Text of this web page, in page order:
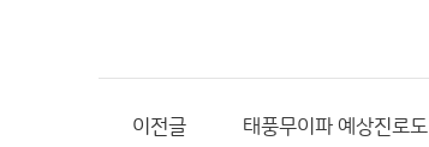
이전글 태풍무이파 예상진로도